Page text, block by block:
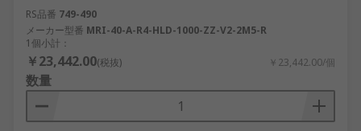
RS品番 749-490
メーカー型番 MRI-40-A-R4-HLD-1000-ZZ-V2-2M5-R
1個小計：
￥23,442.00(税抜) ￥23,442.00/個
数量